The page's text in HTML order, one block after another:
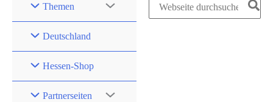
Themen
Deutschland
Hessen-Shop
Partnerseiten
Search